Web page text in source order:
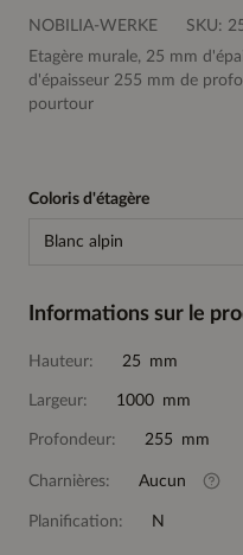
NOBILIA-WERKE SKU:
Etagère murale, 25 mm
d'épaisseur 255 mm de
pourtour
Coloris d'étagère
Blanc alpin
Informations sur le
Hauteur: 25 mm
Largeur: 1000 mm
Profondeur: 255 mm
Charnières: Aucun
Planification: N